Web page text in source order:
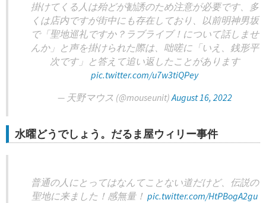
掛けてくる人は殆どが勧誘のため注意が必要です、多
くは店内ですが街中にも存在しており、以前明神男坂
で「聖地巡礼ですか？ラブライブ！について話しませ
んか」と声を掛けられた際は、咄嗟に「いえ、銭形平
次です」と答えて追い返したことがあります
pic.twitter.com/u7w3tiQPey
— 天野マウス (@mouseunit)August 16, 2022
水曜どうでしょう。だるま屋ウィリー事件
普通の人にとってはなんてことない道だけど、伝説の
聖地に来ました！感無量！ pic.twitter.com/HtPBogA2gu